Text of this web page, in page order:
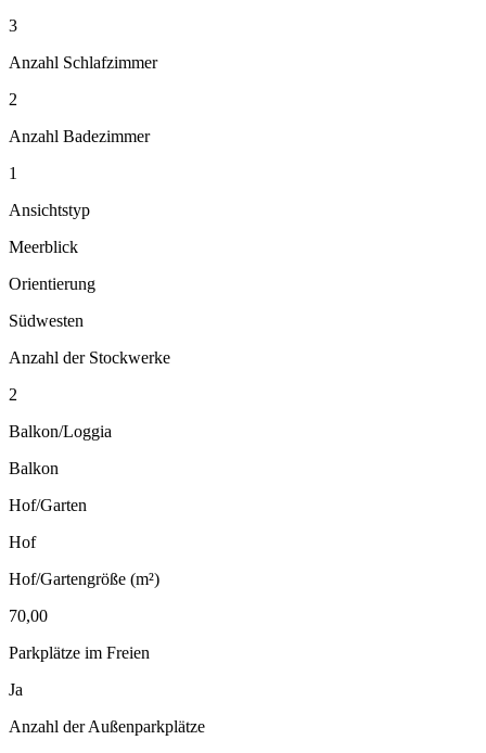
3
Anzahl Schlafzimmer
2
Anzahl Badezimmer
1
Ansichtstyp
Meerblick
Orientierung
Südwesten
Anzahl der Stockwerke
2
Balkon/Loggia
Balkon
Hof/Garten
Hof
Hof/Gartengröße (m²)
70,00
Parkplätze im Freien
Ja
Anzahl der Außenparkplätze